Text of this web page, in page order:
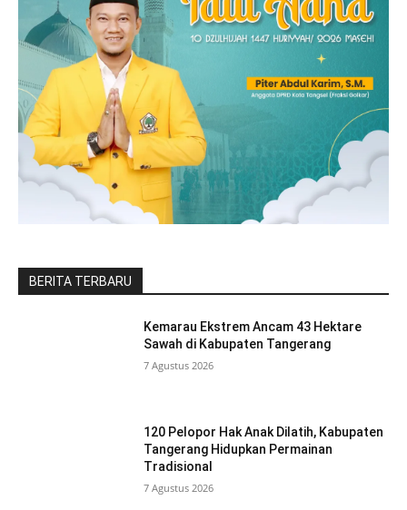
BERITA TERBARU
Kemarau Ekstrem Ancam 43 Hektare
Sawah di Kabupaten Tangerang
7 Agustus 2026
120 Pelopor Hak Anak Dilatih, Kabupaten
Tangerang Hidupkan Permainan
Tradisional
7 Agustus 2026